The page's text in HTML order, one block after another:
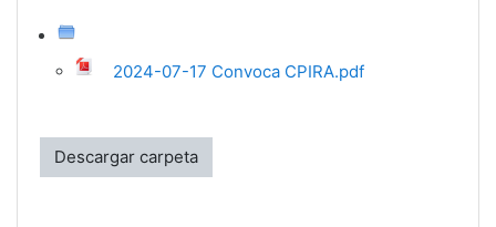
2024-07-17 Convoca CPIRA.pdf
Descargar carpeta